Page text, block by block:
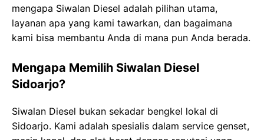
mengapa Siwalan Diesel adalah pilihan utama,
layanan apa yang kami tawarkan, dan bagaimana
kami bisa membantu Anda di mana pun Anda berada.
Mengapa Memilih Siwalan Diesel
Sidoarjo?
Siwalan Diesel bukan sekadar bengkel lokal di
Sidoarjo. Kami adalah spesialis dalam service genset,